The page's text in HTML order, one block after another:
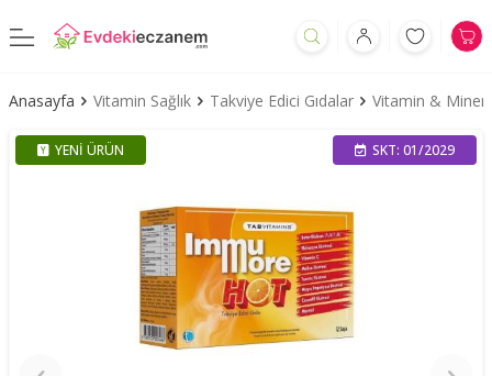
Anasayfa Vitamin Sağlık Takviye Edici Gıdalar Vitamin &
YENI ÜRÜN SKT: 01/2029